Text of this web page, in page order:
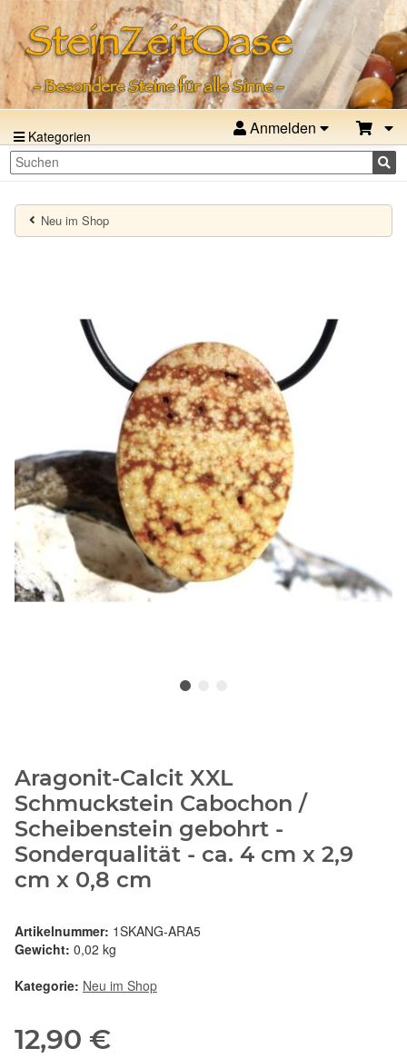
Kategorien Anmelden
Neu im Shop
Aragonit-Calcit XXL
Schmuckstein Cabochon /
Scheibenstein gebohrt -
Sonderqualität - ca. 4 cm x 2,9
cm x 0,8 cm
Artikelnummer: 1SKANG-ARA5
Gewicht: 0,02 kg
Kategorie: Neu im Shop
12,90 €